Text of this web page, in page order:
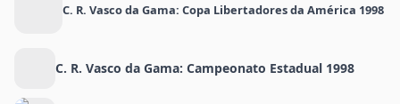
C. R. Vasco da Gama: Copa Libertadores da América 1998
C. R. Vasco da Gama: Campeonato Estadual 1998